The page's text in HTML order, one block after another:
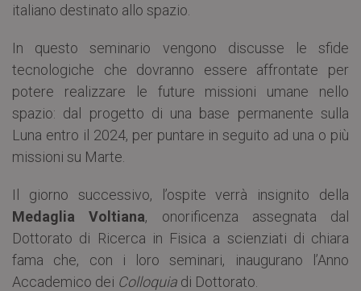
italiano destinato allo spazio.
In questo seminario vengono discusse le sfide
tecnologiche che dovranno essere affrontate per
potere realizzare le future missioni umane nello
spazio: dal progetto di una base permanente sulla
Luna entro il 2024, per puntare in seguito ad una o più
missioni su Marte.
Il giorno successivo, l’ospite verrà insignito della
Medaglia Voltiana, onorificenza assegnata dal
Dottorato di Ricerca in Fisica a scienziati di chiara
fama che, con i loro seminari, inaugurano l’Anno
Accademico dei Colloquia di Dottorato.